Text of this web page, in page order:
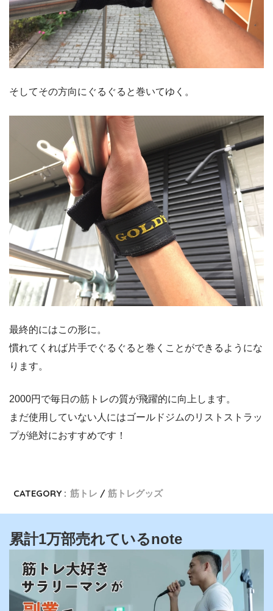
そしてその方向にぐるぐると巻いてゆく。
最終的にはこの形に。
慣れてくれば片手でぐるぐると巻くことができるようにな
ります。
2000円で毎日の筋トレの質が飛躍的に向上します。
まだ使用していない人にはゴールドジムのリストストラッ
プが絶対におすすめです！
CATEGORY : 筋トレ 筋トレグッズ
累計1万部売れているnote